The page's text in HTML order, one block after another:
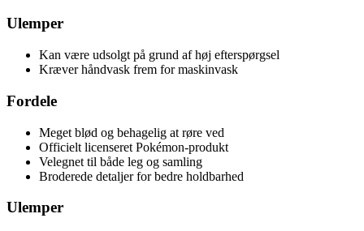
Ulemper
Kan være udsolgt på grund af høj efterspørgsel
Kræver håndvask frem for maskinvask
Fordele
Meget blød og behagelig at røre ved
Officielt licenseret Pokémon-produkt
Velegnet til både leg og samling
Broderede detaljer for bedre holdbarhed
Ulemper